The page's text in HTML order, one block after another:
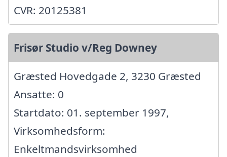
CVR: 20125381
Frisør Studio v/Reg Downey
Græsted Hovedgade 2, 3230 Græsted
Ansatte: 0
Startdato: 01. september 1997,
Virksomhedsform:
Enkeltmandsvirksomhed